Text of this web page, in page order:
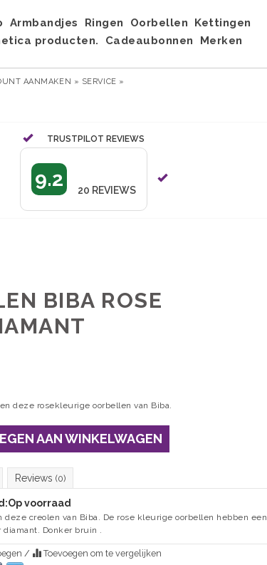
Armbandjes Ringen Oorbellen
Kettingen
producten.
Cadeaubonnen
Merken
AANMAKEN » SERVICE »
TRUSTPILOT REVIEWS
9.2 20 REVIEWS
BIBA ROSE
deze rosekleurige oorbellen van Biba.
AAN WINKELWAGEN
Reviews (0)
Op voorraad
deze creolen van Biba. De rose kleurige oorbellen hebben een
Donker bruin .
/ Toevoegen om te vergelijken